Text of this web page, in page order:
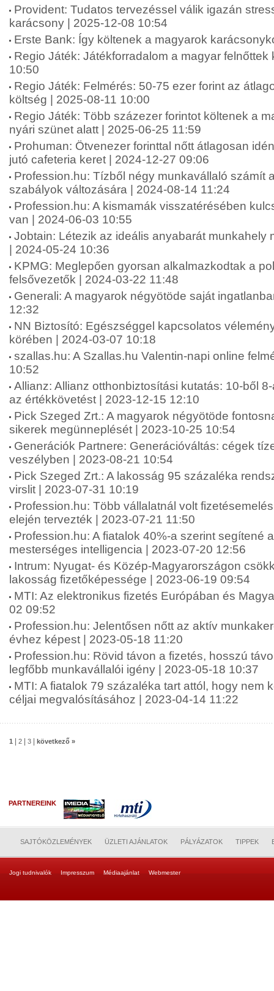
Provident: Tudatos tervezéssel válik igazán
karácsony | 2025-12-08 10:54
Erste Bank: Így költenek a magyarok
Regio Játék: Játékforradalom a magyar felnőttek
10:50
Regio Játék: Felmérés: 50-75 ezer forint az
költség | 2025-08-11 10:00
Regio Játék: Több százezer forintot költenek a
nyári szünet alatt | 2025-06-25 11:59
Prohuman: Ötvenezer forinttal nőtt átlagosan
jutó cafeteria keret | 2024-12-27 09:06
Profession.hu: Tízből négy munkavállaló számít
szabályok változására | 2024-08-14 11:24
Profession.hu: A kismamák visszatérésében
van | 2024-06-03 10:55
Jobtain: Létezik az ideális anyabarát munkahely
| 2024-05-24 10:36
KPMG: Meglepően gyorsan alkalmazkodtak a
felsővezetők | 2024-03-22 11:48
Generali: A magyarok négyötöde saját
12:32
NN Biztosító: Egészséggel kapcsolatos
körében | 2024-03-07 10:18
szallas.hu: A Szallas.hu Valentin-napi online
10:52
Allianz: Allianz otthonbiztosítási kutatás: 10-ből
az értékkövetést | 2023-12-15 12:10
Pick Szeged Zrt.: A magyarok négyötöde
sikerek megünneplését | 2023-10-25 10:54
Generációk Partnere: Generációváltás: cégek
veszélyben | 2023-08-21 10:54
Pick Szeged Zrt.: A lakosság 95 százaléka
virslit | 2023-07-31 10:19
Profession.hu: Több vállalatnál volt
elején tervezték | 2023-07-21 11:50
Profession.hu: A fiatalok 40%-a szerint segítené
mesterséges intelligencia | 2023-07-20 12:56
Intrum: Nyugat- és Közép-Magyarországon
lakosság fizetőképessége | 2023-06-19 09:54
MTI: Az elektronikus fizetés Európában és
02 09:52
Profession.hu: Jelentősen nőtt az aktív
évhez képest | 2023-05-18 11:20
Profession.hu: Rövid távon a fizetés, hosszú
legfőbb munkavállalói igény | 2023-05-18 10:37
MTI: A fiatalok 79 százaléka tart attól, hogy nem
céljai megvalósításához | 2023-04-14 11:22
1 2 3 következő »
PARTNEREINK
SAJTÓKÖZLEMÉNYEK ÜZLETI AJÁNLATOK PÁLYÁZATOK TIPPEK
Jogi tudnivalók Impresszum Médiaajánlat Webmester